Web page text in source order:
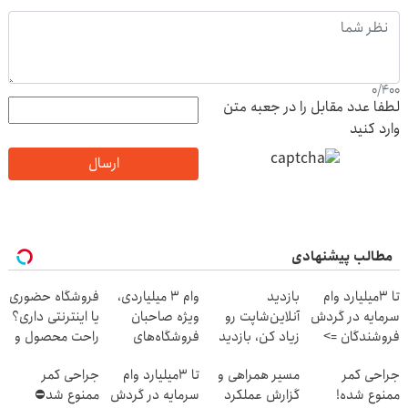
0/400
لطفا عدد مقابل را در جعبه متن
وارد کنید
ارسال
مطالب پیشنهادی
تا 3میلیارد وام
سرمایه در گردش
فروشندگان =>
ثبت کن
بازدید
آنلاین‌شاپت رو
زیاد کن، بازدید
بیشتر
وام ۳ میلیاردی،
ویژه صاحبان
فروشگاه‌های
فروشگاه حضوری
یا اینترنتی داری؟
راحت محصول و
بفروش
جراحی کمر
ممنوع شده!
مسیر همراهی و
گزارش عملکرد
تا 3میلیارد وام
سرمایه در گردش
جراحی کمر
ممنوع شد⛔